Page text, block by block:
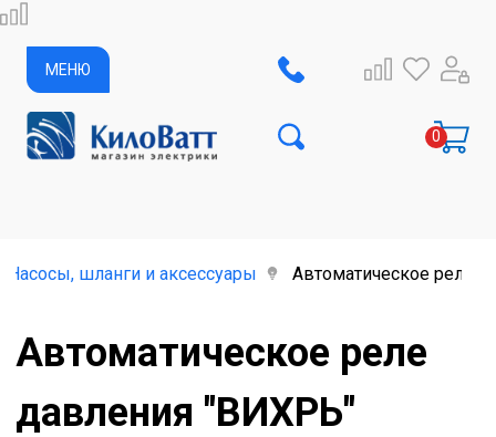
МЕНЮ
Насосы, шланги и аксессуары Автоматическое реле
Автоматическое реле
давления "ВИХРЬ"